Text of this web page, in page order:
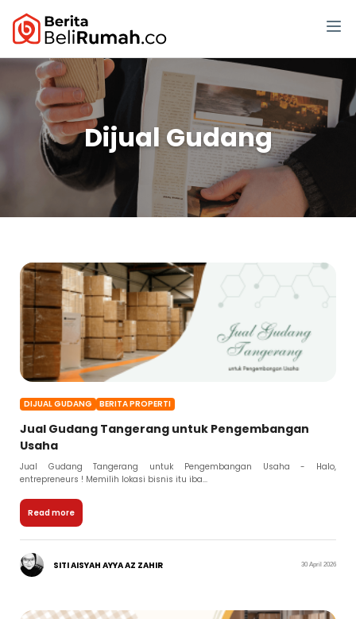
Dijual Gudang
DIJUAL GUDANG BERITA PROPERTI
Jual Gudang Tangerang untuk Pengembangan
Usaha
Jual Gudang Tangerang untuk Pengembangan Usaha - Halo,
entrepreneurs ! Memilih lokasi bisnis itu iba...
Read more
SITI AISYAH AYYA AZ ZAHIR 30 April 2026